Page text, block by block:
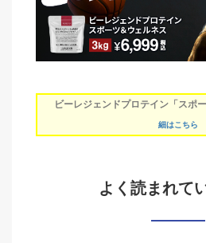
ビーレジェンドプロテイン「スポ
細はこちら
よく読まれて